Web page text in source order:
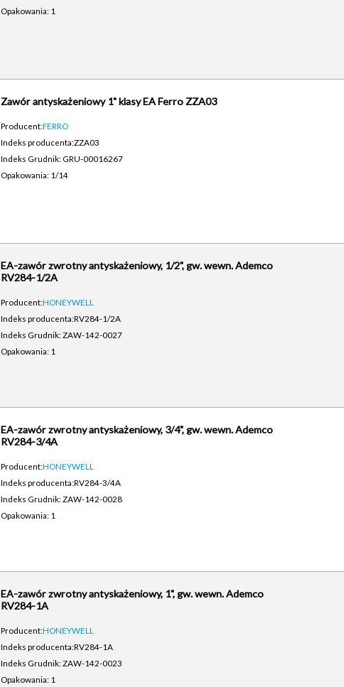
Opakowania: 1
Zawór antyskażeniowy 1" klasy EA Ferro ZZA03
Producent:FERRO
Indeks producenta:ZZA03
Indeks Grudnik: GRU-00016267
Opakowania: 1/14
EA-zawór zwrotny antyskażeniowy, 1/2", gw. wewn. Ademco
RV284-1/2A
Producent:HONEYWELL
Indeks producenta:RV284-1/2A
Indeks Grudnik: ZAW-142-0027
Opakowania: 1
EA-zawór zwrotny antyskażeniowy, 3/4", gw. wewn. Ademco
RV284-3/4A
Producent:HONEYWELL
Indeks producenta:RV284-3/4A
Indeks Grudnik: ZAW-142-0028
Opakowania: 1
EA-zawór zwrotny antyskażeniowy, 1", gw. wewn. Ademco
RV284-1A
Producent:HONEYWELL
Indeks producenta:RV284-1A
Indeks Grudnik: ZAW-142-0023
Opakowania: 1